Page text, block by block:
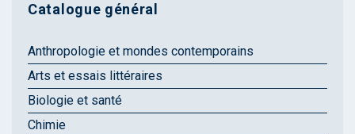
Catalogue général
Anthropologie et mondes contemporains
Arts et essais littéraires
Biologie et santé
Chimie